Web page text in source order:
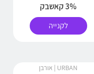
3% קאשבק
לקנייה
URBAN | אורבן